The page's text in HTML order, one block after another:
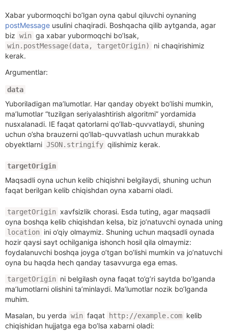
Xabar yubormoqchi bo’lgan oyna qabul qiluvchi oynaning
postMessage usulini chaqiradi. Boshqacha qilib aytganda, agar
biz win ga xabar yubormoqchi bo’lsak,
win.postMessage(data, targetOrigin)
ni chaqirishimiz
kerak.
Argumentlar:
data
Yuboriladigan ma’lumotlar. Har qanday obyekt bo’lishi mumkin,
ma’lumotlar “tuzilgan seriyalashtirish algoritmi” yordamida
nusxalanadi. IE faqat qatorlarni qo’llab-quvvatlaydi, shuning
uchun o’sha brauzerni qo’llab-quvvatlash uchun murakkab
obyektlarni JSON.stringify qilishimiz kerak.
targetOrigin
Maqsadli oyna uchun kelib chiqishni belgilaydi, shuning uchun
faqat berilgan kelib chiqishdan oyna xabarni oladi.
targetOrigin xavfsizlik chorasi. Esda tuting, agar maqsadli
oyna boshqa kelib chiqishdan kelsa, biz jo’natuvchi oynada uning
location ini o’qiy olmaymiz. Shuning uchun maqsadli oynada
hozir qaysi sayt ochilganiga ishonch hosil qila olmaymiz:
foydalanuvchi boshqa joyga o’tgan bo’lishi mumkin va jo’natuvchi
oyna bu haqda hech qanday tasavvurga ega emas.
targetOrigin ni belgilash oyna faqat to’g’ri saytda bo’lganda
ma’lumotlarni olishini ta’minlaydi. Ma’lumotlar nozik bo’lganda
muhim.
Masalan, bu yerda win faqat http://example.com kelib
chiqishidan hujjatga ega bo’lsa xabarni oladi: